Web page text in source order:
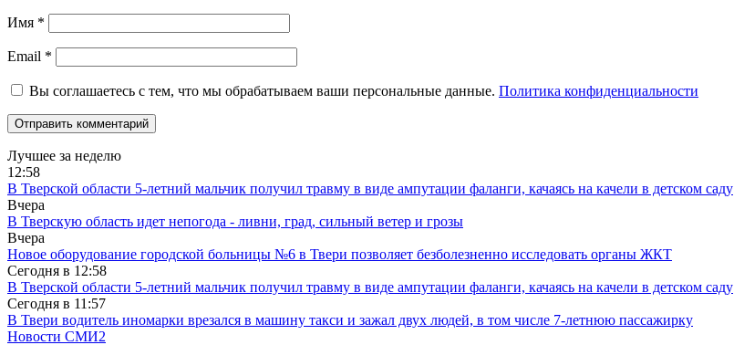
Имя *
Email *
Вы соглашаетесь с тем, что мы обрабатываем ваши персональные данные. Политика конфиденциальности
Лучшее за неделю
12:58
В Тверской области 5-летний мальчик получил травму в виде ампутации фаланги, качаясь на качели в детском саду
Вчера
В Тверскую область идет непогода - ливни, град, сильный ветер и грозы
Вчера
Новое оборудование городской больницы №6 в Твери позволяет безболезненно исследовать органы ЖКТ
Сегодня в 12:58
В Тверской области 5-летний мальчик получил травму в виде ампутации фаланги, качаясь на качели в детском саду
Сегодня в 11:57
В Твери водитель иномарки врезался в машину такси и зажал двух людей, в том числе 7-летнюю пассажирку
Новости СМИ2